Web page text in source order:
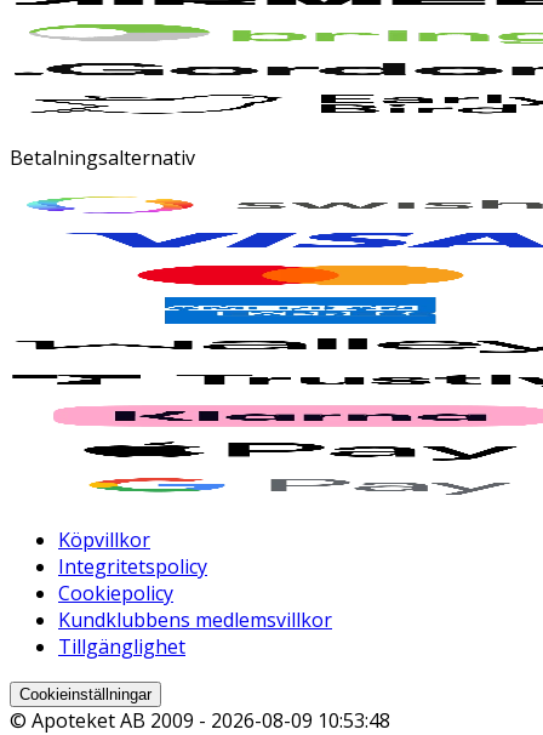
Betalningsalternativ
Köpvillkor
Integritetspolicy
Cookiepolicy
Kundklubbens medlemsvillkor
Tillgänglighet
Cookieinställningar
© Apoteket AB 2009 - 2026-08-09 10:53:48